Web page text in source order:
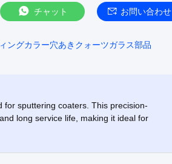
チャット お問い合わせ
ングカラー穴あきクォーツガラス部品
for sputtering coaters. This precision-
long service life, making it ideal for